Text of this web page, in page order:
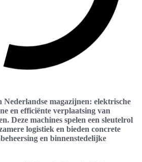
Nederlandse magazijnen: elektrische
en efficiënte verplaatsing van
Deze machines spelen een sleutelrol
logistiek en bieden concrete
en binnenstedelijke